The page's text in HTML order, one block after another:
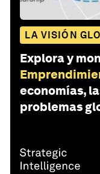
LA VISIÓN
Explora y
economías,
problemas